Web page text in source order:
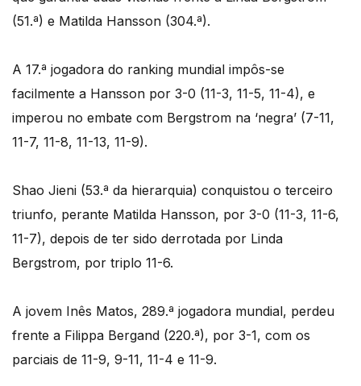
(51.ª) e Matilda Hansson (304.ª).
A 17.ª jogadora do ranking mundial impôs-se
facilmente a Hansson por 3-0 (11-3, 11-5, 11-4), e
imperou no embate com Bergstrom na ‘negra’ (7-11,
11-7, 11-8, 11-13, 11-9).
Shao Jieni (53.ª da hierarquia) conquistou o terceiro
triunfo, perante Matilda Hansson, por 3-0 (11-3, 11-6,
11-7), depois de ter sido derrotada por Linda
Bergstrom, por triplo 11-6.
A jovem Inês Matos, 289.ª jogadora mundial, perdeu
frente a Filippa Bergand (220.ª), por 3-1, com os
parciais de 11-9, 9-11, 11-4 e 11-9.